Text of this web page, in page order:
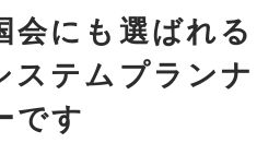
会にも選ばれる
ステムプランナ
です